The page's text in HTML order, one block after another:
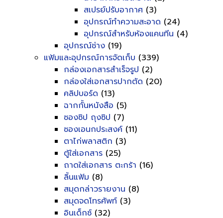
สเปรย์ปรับอากาศ (3)
อุปกรณ์ทำความสะอาด (24)
อุปกรณ์สำหรับห้องแคนทีน (4)
อุปกรณ์ช่าง (19)
แฟ้มและอุปกรณ์การจัดเก็บ (339)
กล่องเอกสารสำเร็จรูป (2)
กล่องใส่เอกสารปากตัด (20)
คลิปบอร์ด (13)
ฉากกั้นหนังสือ (5)
ซองซิป ถุงซิป (7)
ซองเอนกประสงค์ (11)
ตาไก่พลาสติก (3)
ตู้ใส่เอกสาร (25)
ถาดใส่เอกสาร ตะกร้า (16)
ลิ้นแฟ้ม (8)
สมุดกล่าวรายงาน (8)
สมุดจดโทรศัพท์ (3)
อินเด็กซ์ (32)